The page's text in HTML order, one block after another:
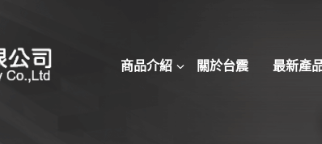
商品介紹 關於台震 最新產